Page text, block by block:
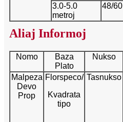
3.0-5.0
metroj
48/60
Aliaj Informoj
Nomo
Baza
Plato
Nukso
Malpeza
Devo
Prop
Florspeco/
Kvadrata
tipo
Tasnukso